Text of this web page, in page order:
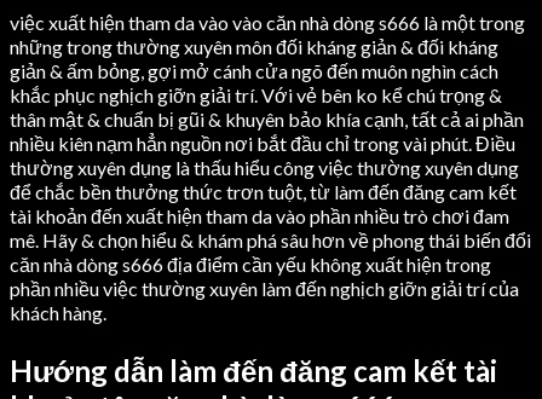
việc xuất hiện tham da vào vào căn nhà dòng s666 là một trong
những trong thường xuyên môn đối kháng giản & đối kháng
giản & ấm bỏng, gợi mở cánh cửa ngõ đến muôn nghìn cách
khắc phục nghịch giỡn giải trí. Với vẻ bên ko kể chú trọng &
thân mật & chuẩn bị gũi & khuyên bảo khía cạnh, tất cả ai phần
nhiều kiên nạm hẳn nguồn nơi bắt đầu chỉ trong vài phút. Điều
thường xuyên dụng là thấu hiểu công việc thường xuyên dụng
để chắc bền thưởng thức trơn tuột, từ làm đến đăng cam kết
tài khoản đến xuất hiện tham da vào phần nhiều trò chơi đam
mê. Hãy & chọn hiểu & khám phá sâu hơn về phong thái biến đổi
căn nhà dòng s666 địa điểm cần yếu không xuất hiện trong
phần nhiều việc thường xuyên làm đến nghịch giỡn giải trí của
khách hàng.
Hướng dẫn làm đến đăng cam kết tài